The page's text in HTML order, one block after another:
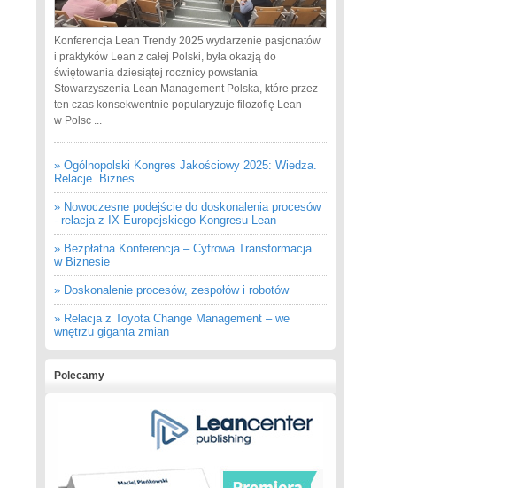
Konferencja Lean Trendy 2025 wydarzenie pasjonatów
i praktyków Lean z całej Polski, była okazją do
świętowania dziesiątej rocznicy powstania
Stowarzyszenia Lean Management Polska, które przez
ten czas konsekwentnie popularyzuje filozofię Lean
w Polsc ...
» Ogólnopolski Kongres Jakościowy 2025: Wiedza.
Relacje. Biznes.
» Nowoczesne podejście do doskonalenia procesów
- relacja z IX Europejskiego Kongresu Lean
» Bezpłatna Konferencja – Cyfrowa Transformacja
w Biznesie
» Doskonalenie procesów, zespołów i robotów
» Relacja z Toyota Change Management – we
wnętrzu giganta zmian
Polecamy